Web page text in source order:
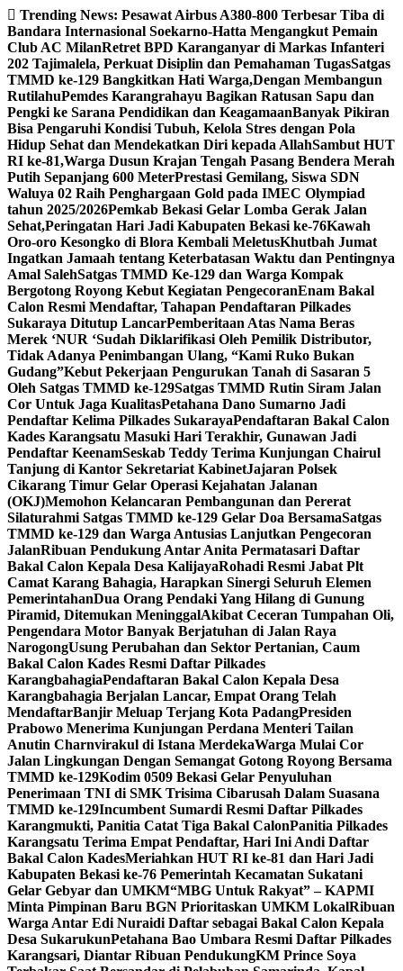
Skip
to
content
Trending News: Pesawat Airbus A380-800 Terbesar Tiba di
Bandara Internasional Soekarno-Hatta Mengangkut Pemain
Club AC MilanRetret BPD Karanganyar di Markas Infanteri
202 Tajimalela, Perkuat Disiplin dan Pemahaman TugasSatgas
TMMD ke-129 Bangkitkan Hati Warga,Dengan Membangun
RutilahuPemdes Karangrahayu Bagikan Ratusan Sapu dan
Pengki ke Sarana Pendidikan dan KeagamaanBanyak Pikiran
Bisa Pengaruhi Kondisi Tubuh, Kelola Stres dengan Pola
Hidup Sehat dan Mendekatkan Diri kepada AllahSambut HUT
RI ke-81,Warga Dusun Krajan Tengah Pasang Bendera Merah
Putih Sepanjang 600 MeterPrestasi Gemilang, Siswa SDN
Waluya 02 Raih Penghargaan Gold pada IMEC Olympiad
tahun 2025/2026Pemkab Bekasi Gelar Lomba Gerak Jalan
Sehat,Peringatan Hari Jadi Kabupaten Bekasi ke-76Kawah
Oro-oro Kesongko di Blora Kembali MeletusKhutbah Jumat
Ingatkan Jamaah tentang Keterbatasan Waktu dan Pentingnya
Amal SalehSatgas TMMD Ke-129 dan Warga Kompak
Bergotong Royong Kebut Kegiatan PengecoranEnam Bakal
Calon Resmi Mendaftar, Tahapan Pendaftaran Pilkades
Sukaraya Ditutup LancarPemberitaan Atas Nama Beras
Merek ‘NUR ‘Sudah Diklarifikasi Oleh Pemilik Distributor,
Tidak Adanya Penimbangan Ulang, “Kami Ruko Bukan
Gudang”Kebut Pekerjaan Pengurukan Tanah di Sasaran 5
Oleh Satgas TMMD ke-129Satgas TMMD Rutin Siram Jalan
Cor Untuk Jaga KualitasPetahana Dano Sumarno Jadi
Pendaftar Kelima Pilkades SukarayaPendaftaran Bakal Calon
Kades Karangsatu Masuki Hari Terakhir, Gunawan Jadi
Pendaftar KeenamSeskab Teddy Terima Kunjungan Chairul
Tanjung di Kantor Sekretariat KabinetJajaran Polsek
Cikarang Timur Gelar Operasi Kejahatan Jalanan
(OKJ)Memohon Kelancaran Pembangunan dan Pererat
Silaturahmi Satgas TMMD ke-129 Gelar Doa BersamaSatgas
TMMD ke-129 dan Warga Antusias Lanjutkan Pengecoran
JalanRibuan Pendukung Antar Anita Permatasari Daftar
Bakal Calon Kepala Desa KalijayaRohadi Resmi Jabat Plt
Camat Karang Bahagia, Harapkan Sinergi Seluruh Elemen
PemerintahanDua Orang Pendaki Yang Hilang di Gunung
Piramid, Ditemukan MeninggalAkibat Ceceran Tumpahan Oli,
Pengendara Motor Banyak Berjatuhan di Jalan Raya
NarogongUsung Perubahan dan Sektor Pertanian, Caum
Bakal Calon Kades Resmi Daftar Pilkades
KarangbahagiaPendaftaran Bakal Calon Kepala Desa
Karangbahagia Berjalan Lancar, Empat Orang Telah
MendaftarBanjir Meluap Terjang Kota PadangPresiden
Prabowo Menerima Kunjungan Perdana Menteri Tailan
Anutin Charnvirakul di Istana MerdekaWarga Mulai Cor
Jalan Lingkungan Dengan Semangat Gotong Royong Bersama
TMMD ke-129Kodim 0509 Bekasi Gelar Penyuluhan
Penerimaan TNI di SMK Trisima Cibarusah Dalam Suasana
TMMD ke-129Incumbent Sumardi Resmi Daftar Pilkades
Karangmukti, Panitia Catat Tiga Bakal CalonPanitia Pilkades
Karangsatu Terima Empat Pendaftar, Hari Ini Andi Daftar
Bakal Calon KadesMeriahkan HUT RI ke-81 dan Hari Jadi
Kabupaten Bekasi ke-76 Pemerintah Kecamatan Sukatani
Gelar Gebyar dan UMKM“MBG Untuk Rakyat” – KAPMI
Minta Pimpinan Baru BGN Prioritaskan UMKM LokalRibuan
Warga Antar Edi Nuraidi Daftar sebagai Bakal Calon Kepala
Desa SukarukunPetahana Bao Umbara Resmi Daftar Pilkades
Karangsari, Diantar Ribuan PendukungKM Prince Soya